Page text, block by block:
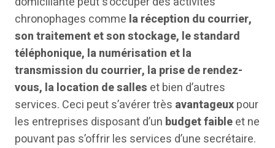
chronophages comme la réception du courrier,
son traitement et son stockage, le standard
téléphonique, la numérisation et la
transmission du courrier, la prise de rendez-
vous, la location de salles et bien d’autres
services. Ceci peut s’avérer très avantageuxpour
les entreprises disposant d’un budget faibleet ne
pouvant pas s’offrir les services d’une secrétaire.